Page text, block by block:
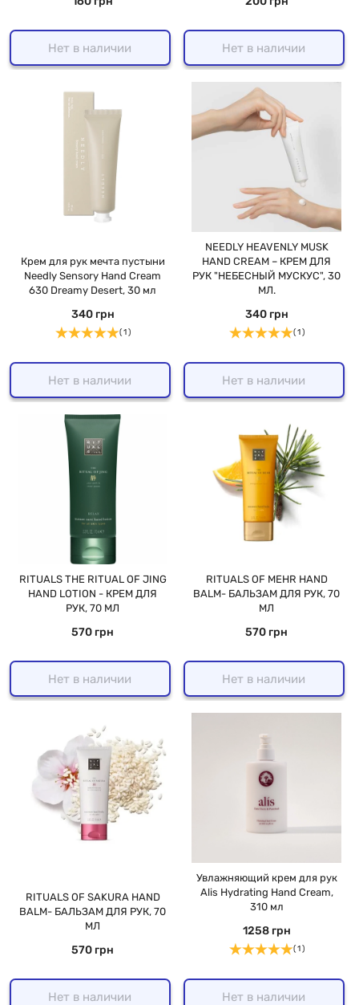
Нет в наличии Нет в наличии
Крем для рук мечта пустыни
Needly Sensory Hand Cream
630 Dreamy Desert, 30 мл
340 грн
( 1 )
Нет в наличии
NEEDLY HEAVENLY MUSK
HAND CREAM – КРЕМ ДЛЯ
РУК "НЕБЕСНЫЙ МУСКУС", 30
МЛ.
340 грн
( 1 )
Нет в наличии
RITUALS THE RITUAL OF JING
HAND LOTION - КРЕМ ДЛЯ
РУК, 70 МЛ
570 грн
Нет в наличии
RITUALS OF MEHR HAND
BALM- БАЛЬЗАМ ДЛЯ РУК, 70
МЛ
570 грн
Нет в наличии
RITUALS OF SAKURA HAND
BALM- БАЛЬЗАМ ДЛЯ РУК, 70
МЛ
570 грн
Нет в наличии
Увлажняющий крем для рук
Alis Hydrating Hand Cream,
310 мл
1258 грн
( 1 )
Нет в наличии